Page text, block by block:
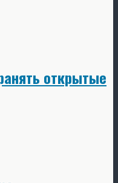
открытые